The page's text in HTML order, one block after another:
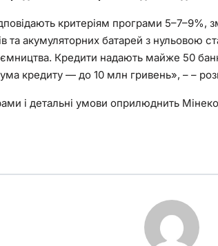
критеріям програми 5–7–9%,
та акумуляторних батарей з нульовою
Кредити надають майже 50
кредиту — до 10 млн гривень», – –
і детальні умови оприлюднить